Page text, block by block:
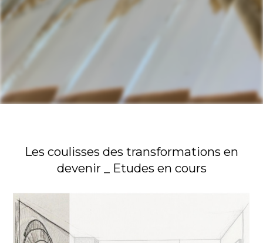
Les coulisses des transformations en
devenir _ Etudes en cours